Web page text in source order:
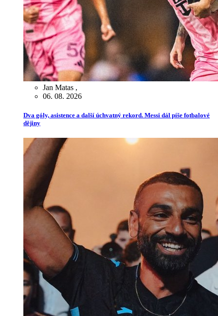
Jan Matas ,
06. 08. 2026
Dva góly, asistence a další úchvatný rekord. Messi dál píše fotbalové
dějiny